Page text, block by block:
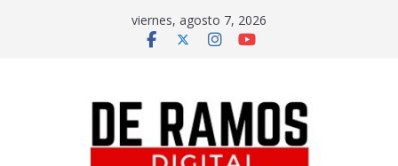
viernes, agosto 7, 2026